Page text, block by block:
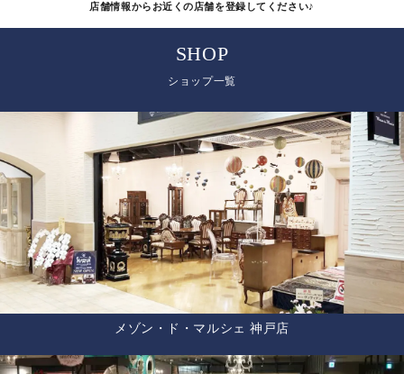
店舗情報からお近くの店舗を登録してください♪
SHOP
ショップ一覧
メゾン・ド・マルシェ 神戸店